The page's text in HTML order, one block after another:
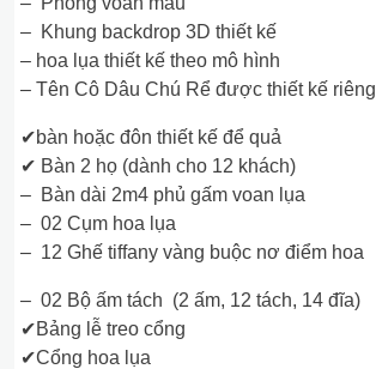
– Khung backdrop 3D thiết kế
– hoa lụa thiết kế theo mô hình
– Tên Cô Dâu Chú Rể được thiết kế riêng
✔bàn hoặc đôn thiết kế để quả
✔ Bàn 2 họ (dành cho 12 khách)
– Bàn dài 2m4 phủ gấm voan lụa
– 02 Cụm hoa lụa
– 12 Ghế tiffany vàng buộc nơ điểm hoa
– 02 Bộ ấm tách (2 ấm, 12 tách, 14 đĩa)
✔Bảng lễ treo cổng
✔Cổng hoa lụa